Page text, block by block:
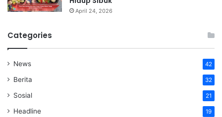
April 24, 2026
Categories
News 42
Berita 32
Sosial 21
Headline 19